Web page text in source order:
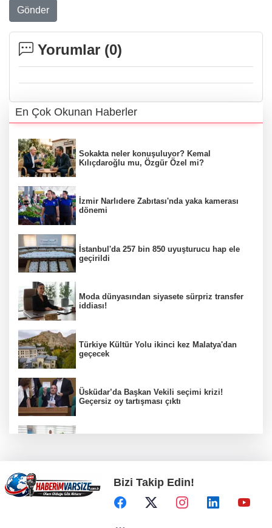
Gönder
Yorumlar (0)
En Çok Okunan Haberler
Sokakta neler konuşuluyor? Kemal
Kılıçdaroğlu mu, Özgür Özel mi?
İzmir Narlıdere Zabıtası'nda yaka kamerası
dönemi
İstanbul'da 257 bin 850 uyuşturucu hap ele
geçirildi
Moda dünyasından siyasete sürpriz transfer
iddiası!
Türkiye Kültür Yolu ikinci kez Malatya'dan
geçecek
Üsküdar’da Başkan Vekili seçimi krizi!
Geçersiz oy tartışması çıktı
Öğretmenlerin il içi atama sonuçları açıklandı
Bizi Takip Edin!